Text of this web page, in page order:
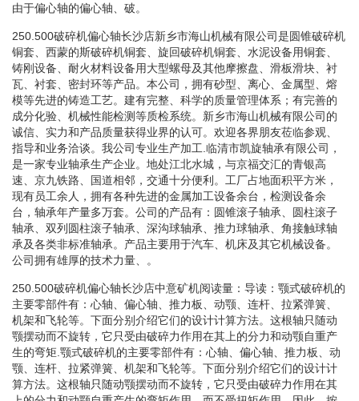
由于偏心轴的偏心轴、破。
250.500破碎机偏心轴长沙店新乡市海山机械有限公司是圆锥破碎机
铜套、西蒙的斯破碎机铜套、旋回破碎机铜套、水泥设备用铜套、
铸刚设备、耐火材料设备用大型螺母及其他摩擦盘、滑板滑块、衬
瓦、衬套、密封环等产品。本公司，拥有砂型、离心、金属型、熔
模等先进的铸造工艺。建有完整、科学的质量管理体系；有完善的
成分化验、机械性能检测等质检系统。新乡市海山机械有限公司的
诚信、实力和产品质量获得业界的认可。欢迎各界朋友莅临参观、
指导和业务洽谈。我公司专业生产加工.临清市凯旋轴承有限公司，
是一家专业轴承生产企业。地处江北水城，与京福交汇的青银高
速、京九铁路、国道相邻，交通十分便利。工厂占地面积平方米，
现有员工余人，拥有各种先进的金属加工设备余台，检测设备余
台，轴承年产量多万套。公司的产品有：圆锥滚子轴承、圆柱滚子
轴承、双列圆柱滚子轴承、深沟球轴承、推力球轴承、角接触球轴
承及各类非标准轴承。产品主要用于汽车、机床及其它机械设备。
公司拥有雄厚的技术力量、。
250.500破碎机偏心轴长沙店中意矿机阅读量：导读：颚式破碎机的
主要零部件有：心轴、偏心轴、推力板、动颚、连杆、拉紧弹簧、
机架和飞轮等。下面分别介绍它们的设计计算方法。这根轴只随动
颚摆动而不旋转，它只受由破碎力作用在其上的分力和动颚自重产
生的弯矩.颚式破碎机的主要零部件有：心轴、偏心轴、推力板、动
颚、连杆、拉紧弹簧、机架和飞轮等。下面分别介绍它们的设计计
算方法。这根轴只随动颚摆动而不旋转，它只受由破碎力作用在其